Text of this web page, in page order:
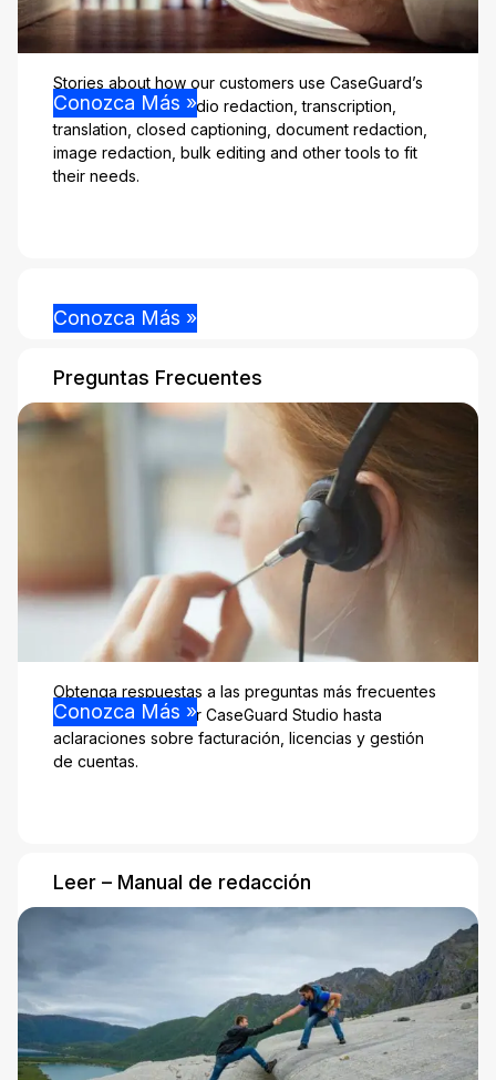
Stories about how our customers use CaseGuard’s
video redaction, audio redaction, transcription,
translation, closed captioning, document redaction,
image redaction, bulk editing and other tools to fit
their needs.
Conozca Más »
Conozca Más »
Preguntas Frecuentes
Obtenga respuestas a las preguntas más frecuentes
desde cómo instalar CaseGuard Studio hasta
aclaraciones sobre facturación, licencias y gestión
de cuentas.
Conozca Más »
Leer – Manual de redacción